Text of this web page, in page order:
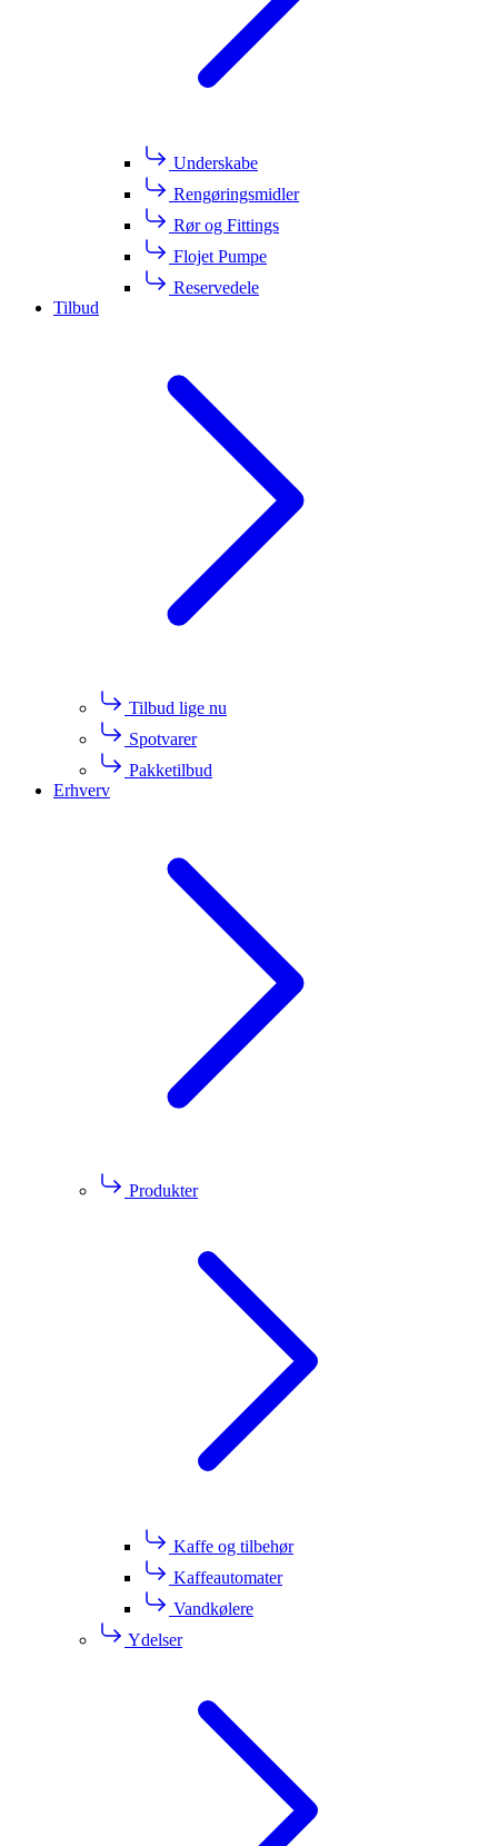
Underskabe
Rengøringsmidler
Rør og Fittings
Flojet Pumpe
Reservedele
Tilbud
Tilbud lige nu
Spotvarer
Pakketilbud
Erhverv
Produkter
Kaffe og tilbehør
Kaffeautomater
Vandkølere
Ydelser